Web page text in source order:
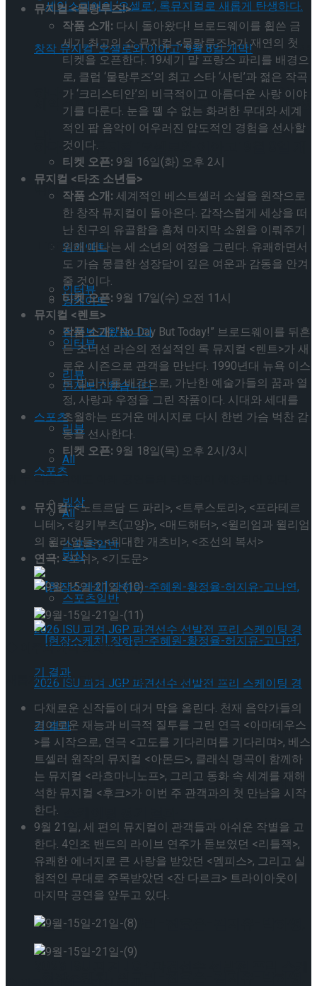
셰익스피어의 ‘오셀로’, 록뮤지컬로 새롭게 탄생
하다.창작 뮤지컬 ‘오셀로와 이아고’ 9월 8일 개
Trending Tags
앙케이트
인터뷰
먼저보고왔습니다
리뷰
스포츠
All
빙상
스포츠일반
[현장스케치] 장하린-주혜원-황정율-허지유-
고나연, 2026 ISU 피겨 JGP 파견선수 선발전
프리 스케이팅 경기 결과
[현장스케치] 이규리-전효은-김지유-박하영,
셰익스피어의 ‘오셀로’, 록뮤지컬로 새롭게 탄생
하다.창작 뮤지컬 ‘오셀로와 이아고’ 9월 8일 개
막!
Trending Tags
앙케이트
인터뷰
먼저보고왔습니다
리뷰
스포츠
All
빙상
스포츠일반
[현장스케치] 장하린-주혜원-황정율-허지유-
고나연, 2026 ISU 피겨 JGP 파견선수 선발전
프리 스케이팅 경기 결과
뮤지컬 <물랑루즈!>
작품 소개: 다시 돌아왔다! 브로드웨이를 휩쓴 금
세기 최고의 쇼 뮤지컬 <물랑루즈!>가 재연의 첫
티켓을 오픈한다. 19세기 말 프랑스 파리를 배경으
로, 클럽 ‘물랑루즈’의 최고 스타 ‘사틴’과 젊은 작곡
가 ‘크리스티안’의 비극적이고 아름다운 사랑 이야
기를 다룬다. 눈을 뗄 수 없는 화려한 무대와 세계
적인 팝 음악이 어우러진 압도적인 경험을 선사할
것이다.
티켓 오픈: 9월 16일(화) 오후 2시
뮤지컬 <타조 소년들>
작품 소개: 세계적인 베스트셀러 소설을 원작으로
한 창작 뮤지컬이 돌아온다. 갑작스럽게 세상을 떠
난 친구의 유골함을 훔쳐 마지막 소원을 이뤄주기
위해 떠나는 세 소년의 여정을 그린다. 유쾌하면서
도 가슴 뭉클한 성장담이 깊은 여운과 감동을 안겨
줄 것이다.
티켓 오픈: 9월 17일(수) 오전 11시
뮤지컬 <렌트>
작품 소개:“No Day But Today!” 브로드웨이를 뒤흔
든 조너선 라슨의 전설적인 록 뮤지컬 <렌트>가 새
로운 시즌으로 관객을 만난다. 1990년대 뉴욕 이스
트 빌리지를 배경으로, 가난한 예술가들의 꿈과 열
정, 사랑과 우정을 그린 작품이다. 시대와 세대를
초월하는 뜨거운 메시지로 다시 한번 가슴 벅찬 감
동을 선사한다.
티켓 오픈: 9월 18일(목) 오후 2시/3시
위 두 작품 외에도 아래 공연들의 티켓팅이 예정되어 있다.
뮤지컬:<노트르담 드 파리>, <트루스토리>, <프라테르
니테>, <킹키부츠(고양)>, <매드해터>, <윌리엄과 윌리엄
의 윌리엄들>, <위대한 개츠비>, <조선의 복서>
연극: <포쉬>, <기도문>
◆ 이주의 개막 & 폐막 소식
새롭게 관객을 만나는 반가운 개막작 소식이다.
다채로운 신작들이 대거 막을 올린다. 천재 음악가들의
경이로운 재능과 비극적 질투를 그린 연극 <아마데우스
>를 시작으로, 연극 <고도를 기다리며를 기다리며>, 베스
트셀러 원작의 뮤지컬 <아몬드>, 클래식 명곡이 함께하
는 뮤지컬 <라흐마니노프>, 그리고 동화 속 세계를 재해
석한 뮤지컬 <후크>가 이번 주 관객과의 첫 만남을 시작
한다.
9월 21일, 세 편의 뮤지컬이 관객들과 아쉬운 작별을 고
한다. 4인조 밴드의 라이브 연주가 돋보였던 <리틀잭>,
유쾌한 에너지로 큰 사랑을 받았던 <멤피스>, 그리고 실
험적인 무대로 주목받았던 <잔 다르크> 트라이아웃이
마지막 공연을 앞두고 있다.